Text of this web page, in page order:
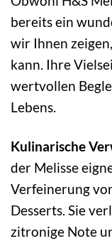
bereits ein
wir Ihnen
kann. Ihre
wertvollen
Lebens.
Kulinarische
der Melisse
Verfeinerung
Desserts. Sie
zitronige Note